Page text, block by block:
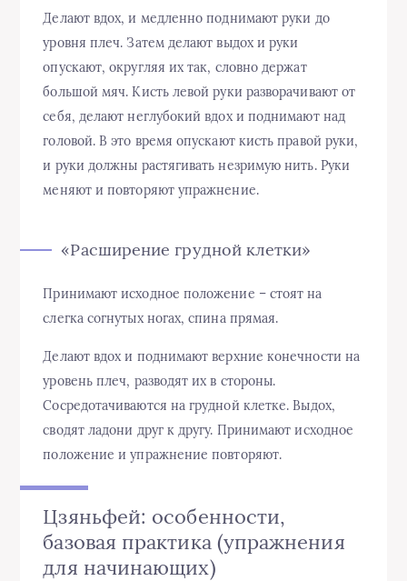
Делают вдох, и медленно поднимают руки до
уровня плеч. Затем делают выдох и руки
опускают, округляя их так, словно держат
большой мяч. Кисть левой руки разворачивают от
себя, делают неглубокий вдох и поднимают над
головой. В это время опускают кисть правой руки,
и руки должны растягивать незримую нить. Руки
меняют и повторяют упражнение.
«Расширение грудной клетки»
Принимают исходное положение – стоят на
слегка согнутых ногах, спина прямая.
Делают вдох и поднимают верхние конечности на
уровень плеч, разводят их в стороны.
Сосредотачиваются на грудной клетке. Выдох,
сводят ладони друг к другу. Принимают исходное
положение и упражнение повторяют.
Цзяньфей: особенности,
базовая практика (упражнения
для начинающих)